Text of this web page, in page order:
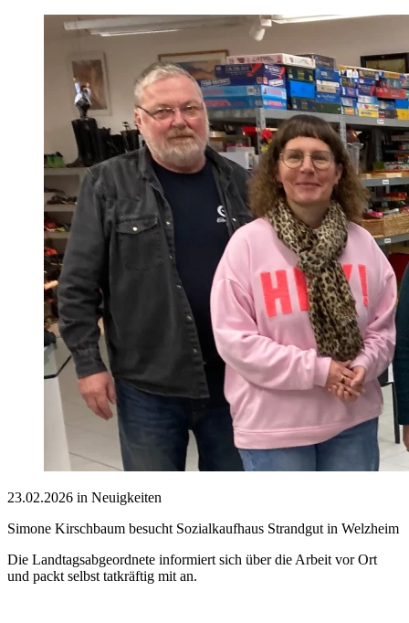
23.02.2026 in Neuigkeiten
Simone Kirschbaum besucht Sozialkaufhaus Strandgut in Welzheim
Die Landtagsabgeordnete informiert sich über die Arbeit vor Ort
und packt selbst tatkräftig mit an.